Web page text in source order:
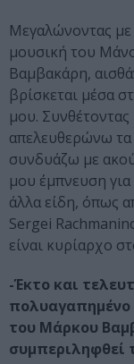
Μεγαλώνοντας
μουσική του
Βαμβακάρη,
βρίσκεται μέσα
μου.
απελευθερώνω τα
συνδυάζω με
μου έμπνευση
άλλα είδη, όπως
Sergei
είναι κυρίαρχο
-Έκτο και
του Μάρκου
συμπεριληφθεί